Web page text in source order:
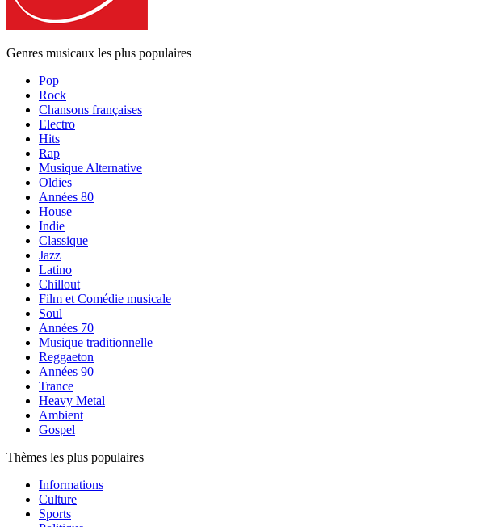
Genres musicaux les plus populaires
Pop
Rock
Chansons françaises
Electro
Hits
Rap
Musique Alternative
Oldies
Années 80
House
Indie
Classique
Jazz
Latino
Chillout
Film et Comédie musicale
Soul
Années 70
Musique traditionnelle
Reggaeton
Années 90
Trance
Heavy Metal
Ambient
Gospel
Thèmes les plus populaires
Informations
Culture
Sports